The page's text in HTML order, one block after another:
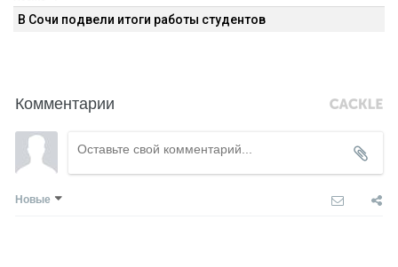
В Сочи подвели итоги работы студентов
Комментарии
Новые